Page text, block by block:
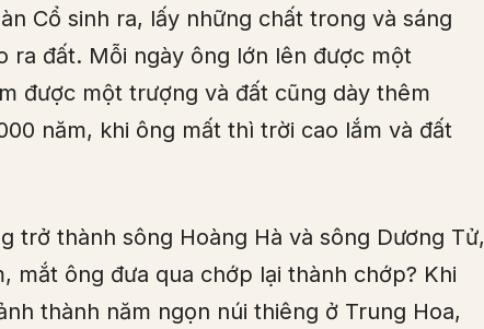
Cổ sinh ra, lấy những chất trong và sáng
ra đất. Mỗi ngày ông lớn lên được một
được một trượng và đất cũng dày thêm
năm, khi ông mất thì trời cao lắm và đất
trở thành sông Hoàng Hà và sông Dương Tử,
mắt ông đưa qua chớp lại thành chớp? Khi
thành năm ngọn núi thiêng ở Trung Hoa,